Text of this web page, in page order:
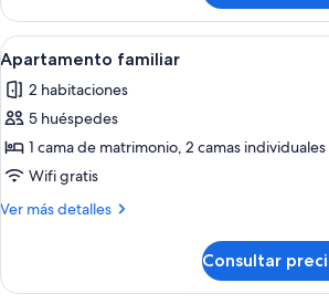
básico
Abrir
todas
las
fotos
de
Apartamento
familiar
Una
9
Apartamento familiar
2 habitaciones
5 huéspedes
1 cama de matrimonio, 2 camas
Wifi gratis
Ver más detalles
Más
familiar
Consultar